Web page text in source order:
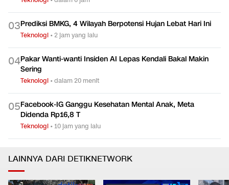
03Prediksi BMKG, 4 Wilayah Berpotensi Hujan Lebat Hari Ini
Teknologi •2 jam yang lalu
04Pakar Wanti-wanti Insiden AI Lepas Kendali Bakal Makin
Sering
Teknologi •dalam 20 menit
05Facebook-IG Ganggu Kesehatan Mental Anak, Meta
Didenda Rp16,8 T
Teknologi •10 jam yang lalu
LAINNYA DARI DETIKNETWORK